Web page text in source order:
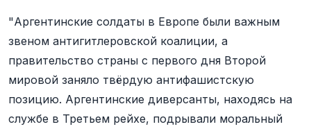
"Аргентинские солдаты в Европе были важным
звеном антигитлеровской коалиции, а
правительство страны с первого дня Второй
мировой заняло твёрдую антифашистскую
позицию. Аргентинские диверсанты, находясь на
службе в Третьем рейхе, подрывали моральный